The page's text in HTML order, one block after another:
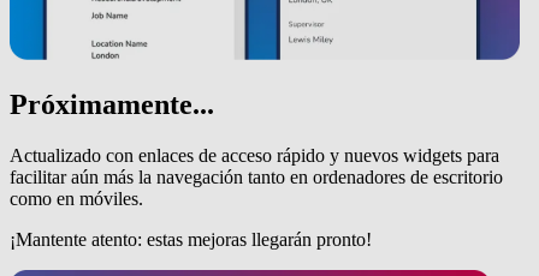
Próximamente...
Actualizado con enlaces de acceso rápido y nuevos widgets para
facilitar aún más la navegación tanto en ordenadores de escritorio
como en móviles.
¡Mantente atento: estas mejoras llegarán pronto!